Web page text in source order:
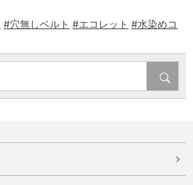
#穴無しベルト #エコレット #水染めコ